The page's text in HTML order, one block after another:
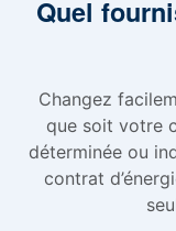
Quel
Changez
que soit votre
déterminée ou
contrat